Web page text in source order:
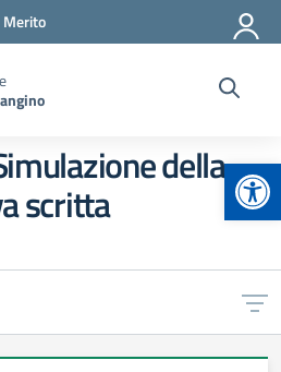
della
scritta